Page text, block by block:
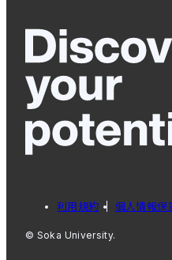
利用規約 個人情報保
© Soka University.